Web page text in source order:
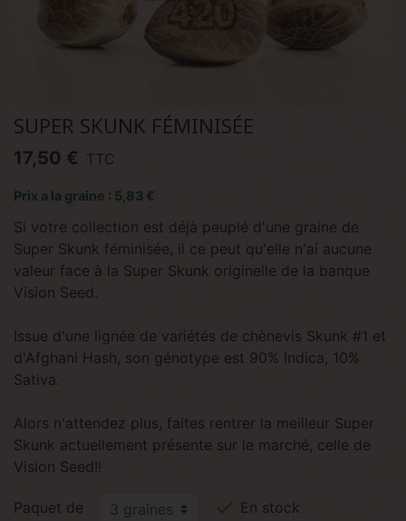
SUPER SKUNK FÉMINISÉE
17,50 € TTC
Prix a la graine : 5,83 €
Si votre collection est déjà peuplé d'une graine de
Super Skunk féminisée, il ce peut qu'elle n'ai aucune
valeur face à la Super Skunk originelle de la banque
Vision Seed.
Issue d'une lignée de variétés de chènevis Skunk #1 et
d'Afghani Hash, son génotype est 90% Indica, 10%
Sativa.
Alors n'attendez plus, faites rentrer la meilleur Super
Skunk actuellement présente sur le marché, celle de
Vision Seed!!
Paquet de  En stock